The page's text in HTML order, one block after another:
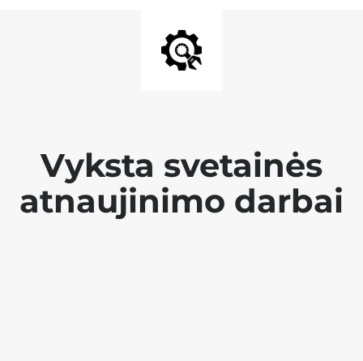
Vyksta svetainės
atnaujinimo darbai